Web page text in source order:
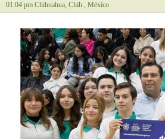
01:04 pm Chihuahua, Chih., México